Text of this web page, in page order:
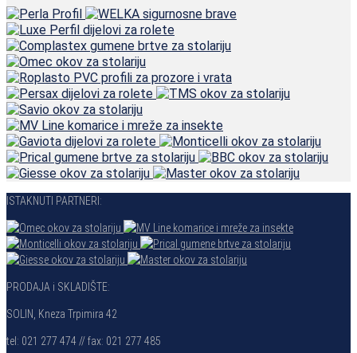
ISTAKNUTI PARTNERI:
PRODAJA i SKLADIŠTE:
SOLIN, Kneza Trpimira 42
tel: 021 277 474 // fax: 021 277 485